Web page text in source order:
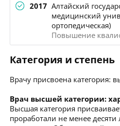
2017 Алтайский
медицинский
ортопедическая)
Повышение
Категория и степень
Врачу присвоена категория:
Врач высшей категории:
Высшая категория
проработали не менее десяти